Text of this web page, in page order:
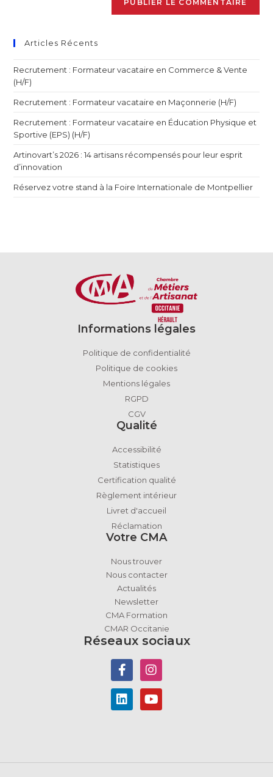
Articles Récents
Recrutement : Formateur vacataire en Commerce & Vente
(H/F)
Recrutement : Formateur vacataire en Maçonnerie (H/F)
Recrutement : Formateur vacataire en Éducation Physique et
Sportive (EPS) (H/F)
Artinovart’s 2026 : 14 artisans récompensés pour leur esprit
d’innovation
Réservez votre stand à la Foire Internationale de Montpellier
Informations légales
Politique de confidentialité
Politique de cookies
Mentions légales
RGPD
CGV
Qualité
Accessibilité
Statistiques
Certification qualité
Règlement intérieur
Livret d'accueil
Réclamation
Votre CMA
Nous trouver
Nous contacter
Actualités
Newsletter
CMA Formation
CMAR Occitanie
Réseaux sociaux